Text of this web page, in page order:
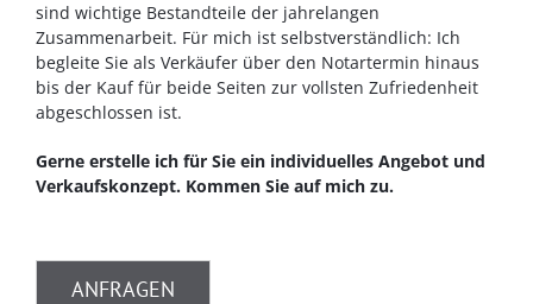
sind wichtige Bestandteile der jahrelangen
Zusammenarbeit. Für mich ist selbstverständlich: Ich
begleite Sie als Verkäufer über den Notartermin hinaus
bis der Kauf für beide Seiten zur vollsten Zufriedenheit
abgeschlossen ist.
Gerne erstelle ich für Sie ein individuelles Angebot und
Verkaufskonzept. Kommen Sie auf mich zu.
ANFRAGEN